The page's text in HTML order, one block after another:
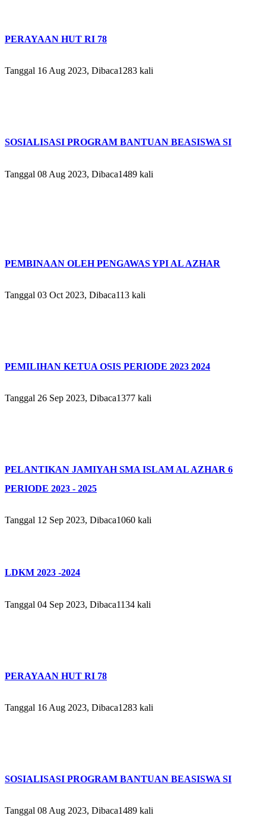
PERAYAAN HUT RI 78
Tanggal 16 Aug 2023, Dibaca1283 kali
SOSIALISASI PROGRAM BANTUAN BEASISWA SI
Tanggal 08 Aug 2023, Dibaca1489 kali
PEMBINAAN OLEH PENGAWAS YPI AL AZHAR
Tanggal 03 Oct 2023, Dibaca113 kali
PEMILIHAN KETUA OSIS PERIODE 2023 2024
Tanggal 26 Sep 2023, Dibaca1377 kali
PELANTIKAN JAMIYAH SMA ISLAM AL AZHAR 6
PERIODE 2023 - 2025
Tanggal 12 Sep 2023, Dibaca1060 kali
LDKM 2023 -2024
Tanggal 04 Sep 2023, Dibaca1134 kali
PERAYAAN HUT RI 78
Tanggal 16 Aug 2023, Dibaca1283 kali
SOSIALISASI PROGRAM BANTUAN BEASISWA SI
Tanggal 08 Aug 2023, Dibaca1489 kali